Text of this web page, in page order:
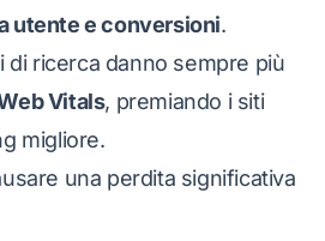
utente e conversioni.
di ricerca danno sempre più
Vitals, premiando i siti
migliore.
una perdita significativa